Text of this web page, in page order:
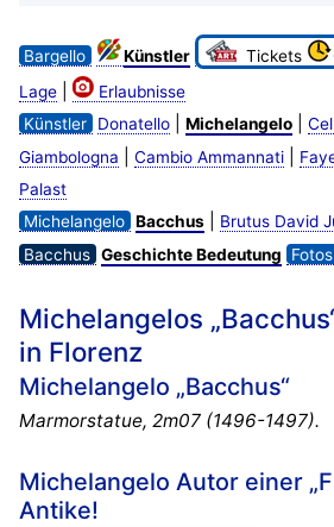
Bargello Künstler Tickets
Lage|
Erlaubnisse
Künstler
Donatello| Michelangelo|
Giambologna Cambio Ammannati|
Palast
Michelangelo Bacchus|
Brutus David
Bacchus Geschichte Bedeutung Fotos
Michelangelos
in Florenz
Michelangelo „Bacchus“
Marmorstatue, 2m07 (1496-1497).
Michelangelo Autor einer
Antike!